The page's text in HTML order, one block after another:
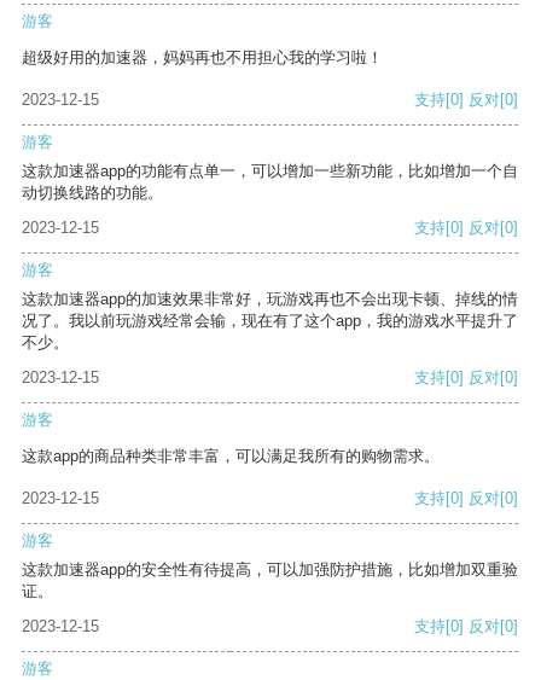
游客
超级好用的加速器，妈妈再也不用担心我的学习啦！
2023-12-15 支持[0] 反对[0]
游客
这款加速器app的功能有点单一，可以增加一些新功能，比如增加一个自
动切换线路的功能。
2023-12-15
支持[0] 反对[0]
游客
这款加速器app的加速效果非常好，玩游戏再也不会出现卡顿、掉线的情
况了。我以前玩游戏经常会输，现在有了这个app，我的游戏水平提升了
不少。
2023-12-15
支持[0] 反对[0]
游客
这款app的商品种类非常丰富，可以满足我所有的购物需求。
2023-12-15 支持[0] 反对[0]
游客
这款加速器app的安全性有待提高，可以加强防护措施，比如增加双重验
证。
2023-12-15
支持[0] 反对[0]
游客